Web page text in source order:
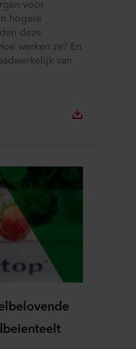
u meer lezen in de
van
uw
voor
hogere
deze
werken ze? En
van